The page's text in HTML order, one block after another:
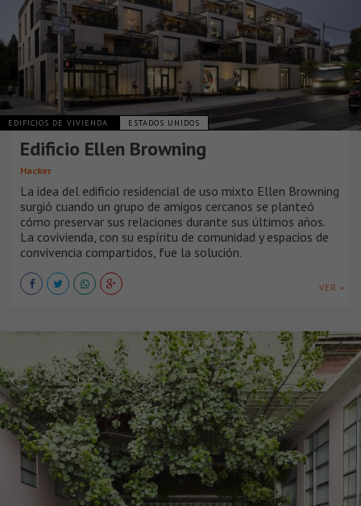
EDIFICIOS DE VIVIENDA ESTADOS UNIDOS
Edificio Ellen Browning
Hacker
La idea del edificio residencial de uso mixto Ellen Browning
surgió cuando un grupo de amigos cercanos se planteó
cómo preservar sus relaciones durante sus últimos años.
La covivienda, con su espíritu de comunidad y espacios de
convivencia compartidos, fue la solución.
VER +